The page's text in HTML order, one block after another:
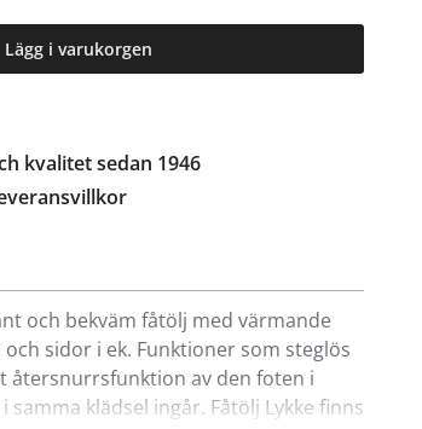
Lägg i varukorgen
kvalitet sedan 1946
och bekväm fåtölj med värmande
sidor i ek. Funktioner som steglös
återsnurrsfunktion av den foten i
klädsel ingår. Fåtölj Lykke finns